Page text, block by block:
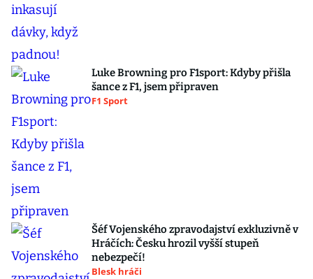
Luke Browning pro F1sport: Kdyby přišla
šance z F1, jsem připraven
F1 Sport
Šéf Vojenského zpravodajství exkluzivně v
Hráčích: Česku hrozil vyšší stupeň
nebezpečí!
Blesk hráči